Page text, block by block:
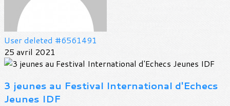
User deleted #6561491
25 avril 2021
3 jeunes au Festival International d'Echecs
Jeunes IDF